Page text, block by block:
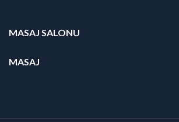
MASAJ SALONU
MASAJ